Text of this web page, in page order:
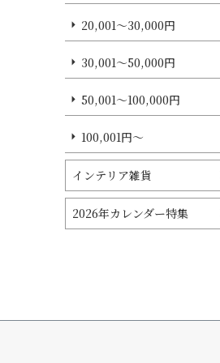
20,001～30,000円
30,001～50,000円
50,001～100,000円
100,001円～
インテリア雑貨
2026年カレンダー特集